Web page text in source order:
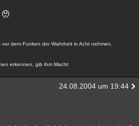
dem Funken der Wahrheit in Acht nehmen.
erkennen, gib ihm Macht
24.08.2004 um 19:44